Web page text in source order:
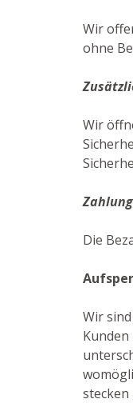
Wir
ohne
Wir
Die
Wir
stecken